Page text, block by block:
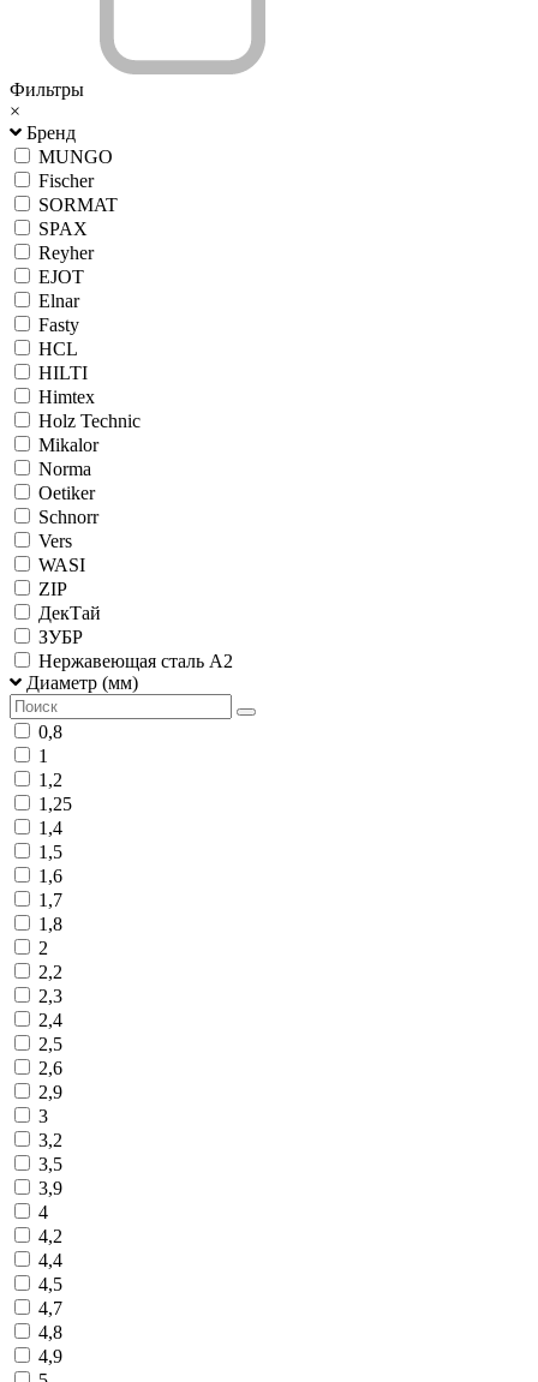
Фильтры
×
Бренд
MUNGO
Fischer
SORMAT
SPAX
Reyher
EJOT
Elnar
Fasty
HCL
HILTI
Himtex
Holz Technic
Mikalor
Norma
Oetiker
Schnorr
Vers
WASI
ZIP
ДекТай
ЗУБР
Нержавеющая сталь А2
Диаметр (мм)
0,8
1
1,2
1,25
1,4
1,5
1,6
1,7
1,8
2
2,2
2,3
2,4
2,5
2,6
2,9
3
3,2
3,5
3,9
4
4,2
4,4
4,5
4,7
4,8
4,9